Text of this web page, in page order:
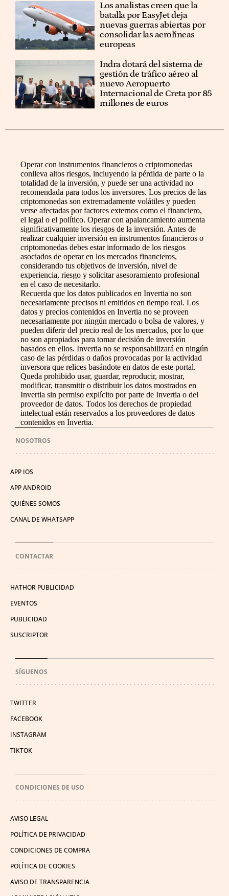
Los analistas creen que la
batalla por EasyJet deja
nuevas guerras abiertas por
consolidar las aerolíneas
europeas
Indra dotará del sistema de
gestión de tráfico aéreo al
nuevo Aeropuerto
Internacional de Creta por 85
millones de euros
Operar con instrumentos financieros o criptomonedas
conlleva altos riesgos, incluyendo la pérdida de parte o la
totalidad de la inversión, y puede ser una actividad no
recomendada para todos los inversores. Los precios de las
criptomonedas son extremadamente volátiles y pueden
verse afectadas por factores externos como el financiero,
el legal o el político. Operar con apalancamiento aumenta
significativamente los riesgos de la inversión. Antes de
realizar cualquier inversión en instrumentos financieros o
criptomonedas debes estar informado de los riesgos
asociados de operar en los mercados financieros,
considerando tus objetivos de inversión, nivel de
experiencia, riesgo y solicitar asesoramiento profesional
en el caso de necesitarlo.
Recuerda que los datos publicados en Invertia no son
necesariamente precisos ni emitidos en tiempo real. Los
datos y precios contenidos en Invertia no se proveen
necesariamente por ningún mercado o bolsa de valores, y
pueden diferir del precio real de los mercados, por lo que
no son apropiados para tomar decisión de inversión
basados en ellos. Invertia no se responsabilizará en ningún
caso de las pérdidas o daños provocadas por la actividad
inversora que relices basándote en datos de este portal.
Queda prohibido usar, guardar, reproducir, mostrar,
modificar, transmitir o distribuir los datos mostrados en
Invertia sin permiso explícito por parte de Invertia o del
proveedor de datos. Todos los derechos de propiedad
intelectual están reservados a los proveedores de datos
contenidos en Invertia.
NOSOTROS
APP IOS
APP ANDROID
QUIÉNES SOMOS
CANAL DE WHATSAPP
CONTACTAR
HATHOR PUBLICIDAD
EVENTOS
PUBLICIDAD
SUSCRIPTOR
SÍGUENOS
TWITTER
FACEBOOK
INSTAGRAM
TIKTOK
CONDICIONES DE USO
AVISO LEGAL
POLÍTICA DE PRIVACIDAD
CONDICIONES DE COMPRA
POLÍTICA DE COOKIES
AVISO DE TRANSPARENCIA